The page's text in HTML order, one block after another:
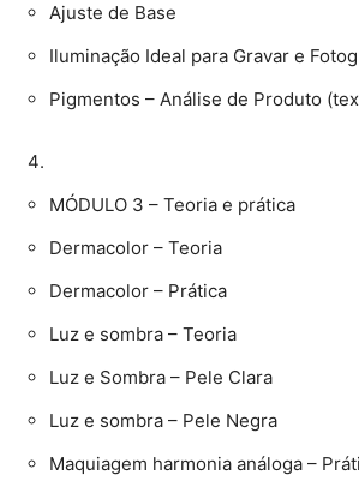
Ajuste de Base
Iluminação Ideal para Gravar e
Pigmentos – Análise de Produto
MÓDULO 3 – Teoria e prática
Dermacolor – Teoria
Dermacolor – Prática
Luz e sombra – Teoria
Luz e Sombra – Pele Clara
Luz e sombra – Pele Negra
Maquiagem harmonia análoga –